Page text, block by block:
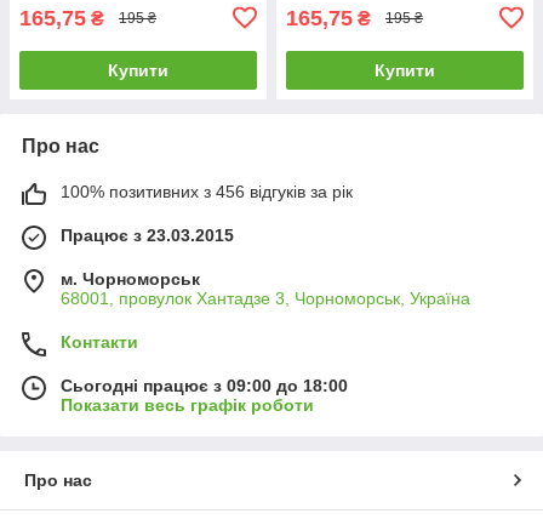
165,75 ₴ 195 ₴
Купити
165,75 ₴ 195 ₴
Купити
Про нас
100% позитивних з 456 відгуків за рік
Працює з 23.03.2015
м. Чорноморськ
68001, провулок Хантадзе 3, Чорноморськ, Україна
Контакти
Сьогодні працює з 09:00 до 18:00
Показати весь графік роботи
Про нас